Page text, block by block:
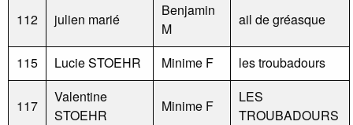
112 julien marié
Benjamin
M
ail de gréasque
115 Lucie STOEHR Minime F les troubadours
117
Valentine
STOEHR
Minime F
LES
TROUBADOURS